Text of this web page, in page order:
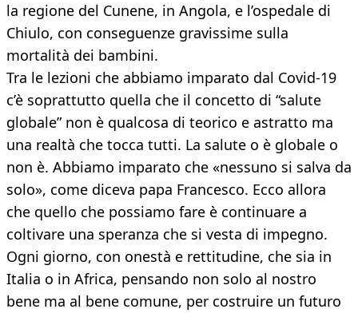
la regione del Cunene, in Angola, e l’ospedale di
Chiulo, con conseguenze gravissime sulla
mortalità dei bambini.
Tra le lezioni che abbiamo imparato dal Covid-19
c’è soprattutto quella che il concetto di “salute
globale” non è qualcosa di teorico e astratto ma
una realtà che tocca tutti. La salute o è globale o
non è. Abbiamo imparato che «nessuno si salva da
solo», come diceva papa Francesco. Ecco allora
che quello che possiamo fare è continuare a
coltivare una speranza che si vesta di impegno.
Ogni giorno, con onestà e rettitudine, che sia in
Italia o in Africa, pensando non solo al nostro
bene ma al bene comune, per costruire un futuro